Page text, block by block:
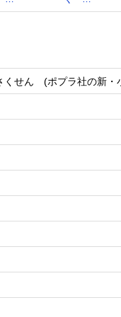
くせん (ポプラ社の新・